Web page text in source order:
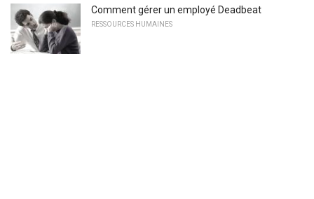
Comment gérer un employé Deadbeat
RESSOURCES HUMAINES